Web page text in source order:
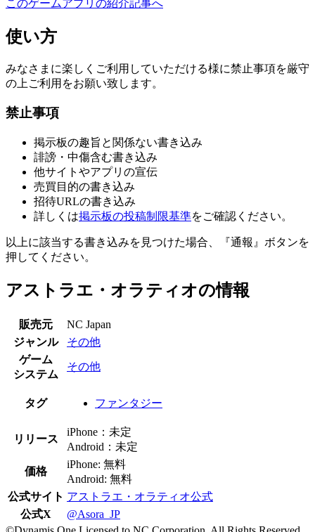
このゲームアプリの紹介記事へ
使い方
みなさまに楽しくご利用していただける様に禁止事項を厳守
の上ご利用をお願い致します。
禁止事項
掲示板の趣旨と関係ない書き込み
誹謗・中傷含む書き込み
他サイトやアプリの宣伝
売買目的の書き込み
招待URLの書き込み
詳しくは掲示板の投稿制限基準をご確認ください。
以上に該当する書き込みを見つけた場合、
『通報』ボタンを
押してください。
アストラエ・オラティオの情報
販売元
NC Japan
ジャンル
その他
ゲーム
システム
その他
タグ ファンタジー
リリース
iPhone：未定
Android：未定
価格
iPhone: 無料
Android: 無料
公式サイト アストラエ・オラティオ公式
公式X
@Asora_JP